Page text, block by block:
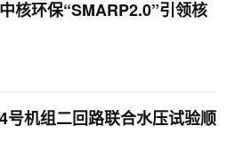
核环保“SMARP2.0”引领核
号机组二回路联合水压试验顺